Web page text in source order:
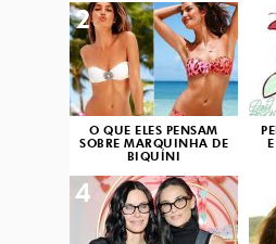
O QUE ELES PENSAM
SOBRE MARQUINHA DE
BIQUÍNI
2 3
4